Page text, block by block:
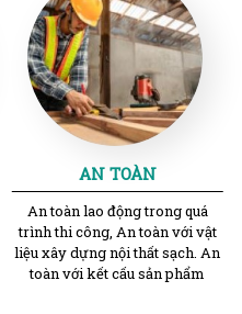
AN TOÀN
An toàn lao động trong quá
trình thi công, An toàn với vật
liệu xây dựng nội thất sạch. An
toàn với kết cấu sản phẩm